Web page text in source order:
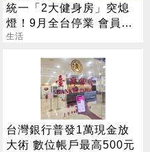
統一「2大健身房」突熄
燈！9月全台停業 會員退
費方案一次看
生活
台灣銀行普發1萬現金放
大術 數位帳戶最高500元